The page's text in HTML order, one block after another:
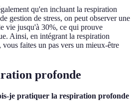
qu'en incluant la respiration
gestion de stress, on peut observer une
vie jusqu'à 30%, ce qui prouve
Ainsi, en intégrant la respiration
faites un pas vers un mieux-être
profonde
je pratiquer la respiration profonde